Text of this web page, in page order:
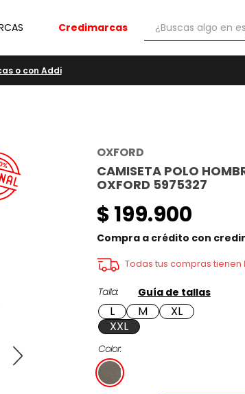
Credimarcas ¿Buscas algo en
o con Addi
OXFORD
CAMISETA POLO
OXFORD 5975327
$199.900
Compra a crédito con
Todas tus compras tienen
Talla
L M
XL
XXL
Color
Guía de tallas